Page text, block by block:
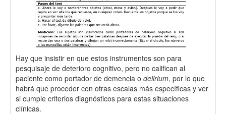
Hay que insistir en que estos instrumentos son para
pesquisaje de deterioro cognitivo, pero no califican al
paciente como portador de demencia o delirium, por lo que
habrá que proceder con otras escalas más específicas y ver
si cumple criterios diagnósticos para estas situaciones
clínicas.